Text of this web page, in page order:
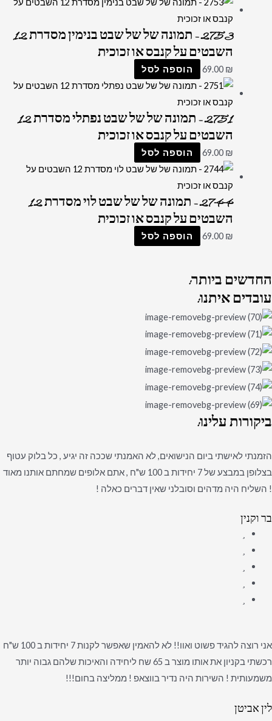
2753 – תמונה של של שבט בנימין מסדרת 12
השבטים על קנבס או זכוכית
69.00 ₪ הוספה לסל
2751 – תמונה של של שבט נפתלי מסדרת 12
השבטים על קנבס או זכוכית
69.00 ₪ הוספה לסל
2744 – תמונה של של שבט לוי מסדרת 12
השבטים על קנבס או זכוכית
69.00 ₪ הוספה לסל
החדשיםביותר:
עובדיםאיתנו:
ביקורותעלינו:
הזמנתי לאישתי ביום הנישואים, לא האמנתי שככה זה יגיע , כל בלוק עטוף
בצלופן במבצע של 7 יחידות ב 100 ש"ח , אתם אלופים שמחתם אותנו מאוד
! השליח היה מדהים וסובלני שאין דברים כאלה !
בר וקנין
אני רוצה להגיד פשוט ואוו!! לא להאמין שאפשר לקנות 7 יחידות ב 100 ש"ח
רכשתי בקניון את אותו מוצר ב 65 שח ליחידה והאיכות שלהם גבוה יותר
משמעותית ! השירות היה נדיר בווצאפ ! ממליצה בחום!!!
לין אביטן